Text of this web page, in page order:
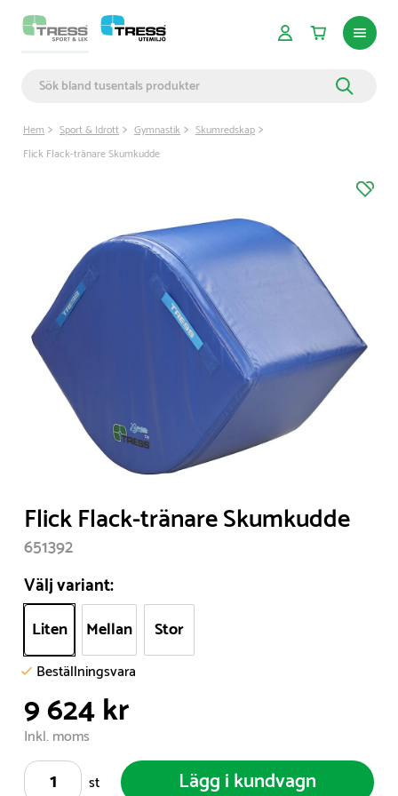
Hem Sport & Idrott Gymnastik
Skumredskap
Flick Flack-tränare Skumkudde
Item
1
of
1
Flick Flack-tränare Skumkudde
651392
Välj variant:
Liten Mellan Stor
Beställningsvara
9 624 kr
Inkl. moms
st
Lägg i kundvagn